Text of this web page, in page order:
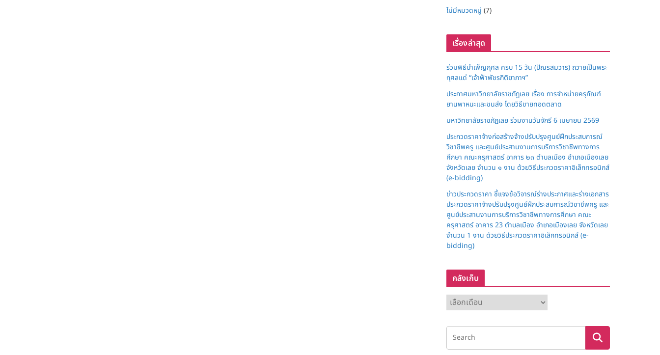
ไม่มีหมวดหมู่ (7)
เรื่องล่าสุด
ร่วมพิธีบำเพ็ญกุศล ครบ 15 วัน (ปัณรสมวาร) ถวายเป็นพระ
กุศลแด่ “เจ้าฟ้าพัชรกิติยาภาฯ”
ประกาศมหาวิทยาลัยราชภัฏเลย เรื่อง การจำหน่ายครุภัณฑ์
ยานพาหนะและขนส่ง โดยวิธีขายทอดตลาด
มหาวิทยาลัยราชภัฏเลย ร่วมงานวันจักรี 6 เมษายน 2569
ประกวดราคาจ้างก่อสร้างจ้างปรับปรุงศูนย์ฝึกประสบการณ์
วิชาชีพครู และศูนย์ประสานงานการบริการวิชาชีพทางการ
ศึกษา คณะครุศาสตร์ อาคาร ๒๓ ตำบลเมือง อำเภอเมืองเลย
จังหวัดเลย จำนวน ๑ งาน ด้วยวิธีประกวดราคาอิเล็กทรอนิกส์
(e-bidding)
ข่าวประกวดราคา ชี้แจงข้อวิจารณ์ร่างประกาศและร่างเอกสาร
ประกวดราคาจ้างปรับปรุงศูนย์ฝึกประสบการณ์วิชาชีพครู และ
ศูนย์ประสานงานการบริการวิชาชีพทางการศึกษา คณะ
ครุศาสตร์ อาคาร 23 ตำบลเมือง อำเภอเมืองเลย จังหวัดเลย
จำนวน 1 งาน ด้วยวิธีประกวดราคาอิเล็กทรอนิกส์ (e-
bidding)
คลังเก็บ
ลั
ง
ก็